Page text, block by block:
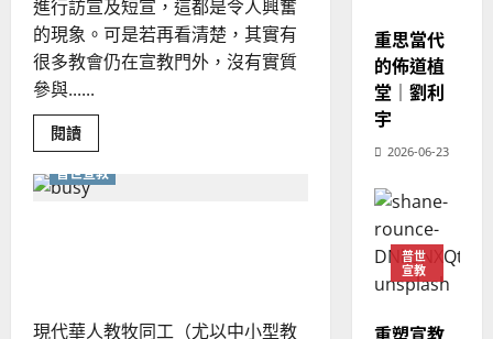
理
進行訪宣及短宣，這都是令人興奮
的現象。可是若再看清楚，其實有
很多教會仍在宣教門外，沒有實質
參與......
閱讀Read
more
我
是
成
普世宣教
現代華人教牧同工（尤以中小型教
2024-
01-
09
現
況
及
｜
大
銘
2025-
18
整
全
使
命
王
信
2025-
02-
4
普世宣教
向
穆
林
福
音
的
可
策
5
普世宣教
差
傳
過
來
人
重思當代
的佈道植
堂｜劉利
宇
2026-06-23
普世
宣教
重塑宣教